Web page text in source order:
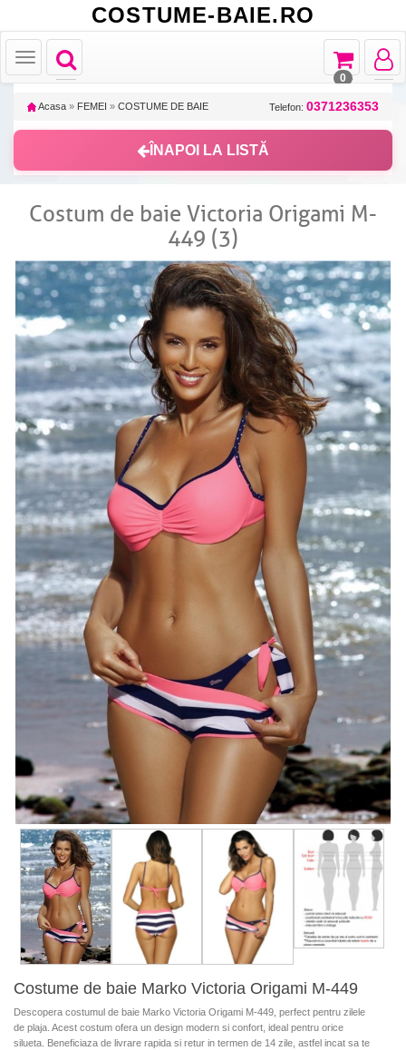
COSTUME-BAIE.RO
Toggle
navigation
Toggle
navigation
Toggle
Toggle
navigation
0
Acasa » FEMEI » COSTUME DE BAIE Telefon: 0371236353
ÎNAPOI LA LISTĂ
Costum de baie Victoria Origami M-
449 (3)
Costume de baie Marko Victoria Origami M-449
Descopera costumul de baie Marko Victoria Origami M-449, perfect pentru zilele
de plaja. Acest costum ofera un design modern si confort, ideal pentru orice
silueta. Beneficiaza de livrare rapida si retur in termen de 14 zile, astfel incat sa te